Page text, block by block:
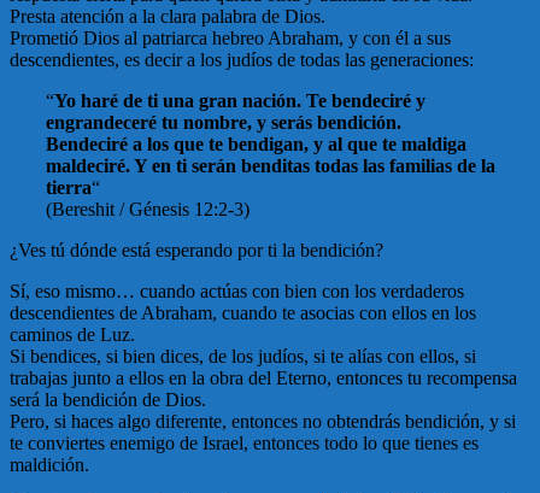
Presta atención a la clara palabra de Dios.
Prometió Dios al patriarca hebreo Abraham, y con él a sus
descendientes, es decir a los judíos de todas las generaciones:
“Yo haré de ti una gran nación. Te bendeciré y
engrandeceré tu nombre, y serás bendición.
Bendeciré a los que te bendigan, y al que te maldiga
maldeciré. Y en ti serán benditas todas las familias de la
tierra“
(Bereshit / Génesis 12:2-3)
¿Ves tú dónde está esperando por ti la bendición?
Sí, eso mismo… cuando actúas con bien con los verdaderos
descendientes de Abraham, cuando te asocias con ellos en los
caminos de Luz.
Si bendices, si bien dices, de los judíos, si te alías con ellos, si
trabajas junto a ellos en la obra del Eterno, entonces tu recompensa
será la bendición de Dios.
Pero, si haces algo diferente, entonces no obtendrás bendición, y si
te conviertes enemigo de Israel, entonces todo lo que tienes es
maldición.